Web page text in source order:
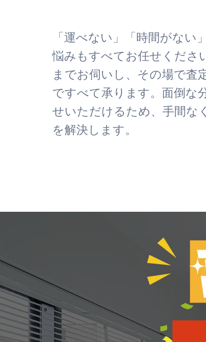
「運べない」「時間がない
悩みもすべてお任せくださ
までお伺いし、その場で査
ですべて承ります。面倒な
せいただけるため、手間な
を解決します。